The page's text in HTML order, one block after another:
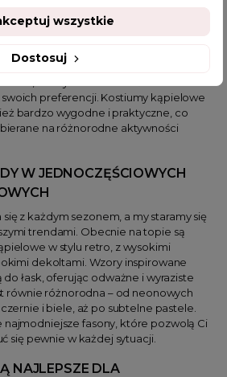
Są one idealne dla kobiet w
ochronę przed słońcem, co jest
o wrażliwej skórze. Dodatkowo, dzięki
każdy może znaleźć model
preferencji. Kostiumy kąpielowe
bardzo wygodne i praktyczne, co
na różnorodne aktywności
W JEDNOCZĘŚCIOWYCH
z każdym sezonem, a my staramy się
trendami. Obecnie na topie są
w stylu retro, z wysokimi
dekoltami. Wzory inspirowane
łask, oferując odważne i wyraziste
równie różnorodna – od neonowych
i biele, aż po subtelne pastele.
fasony, które pozwolą Ci
się pewnie w każdej sytuacji.
NAJLEPSZE DLA
Dostosuj
wszystkie